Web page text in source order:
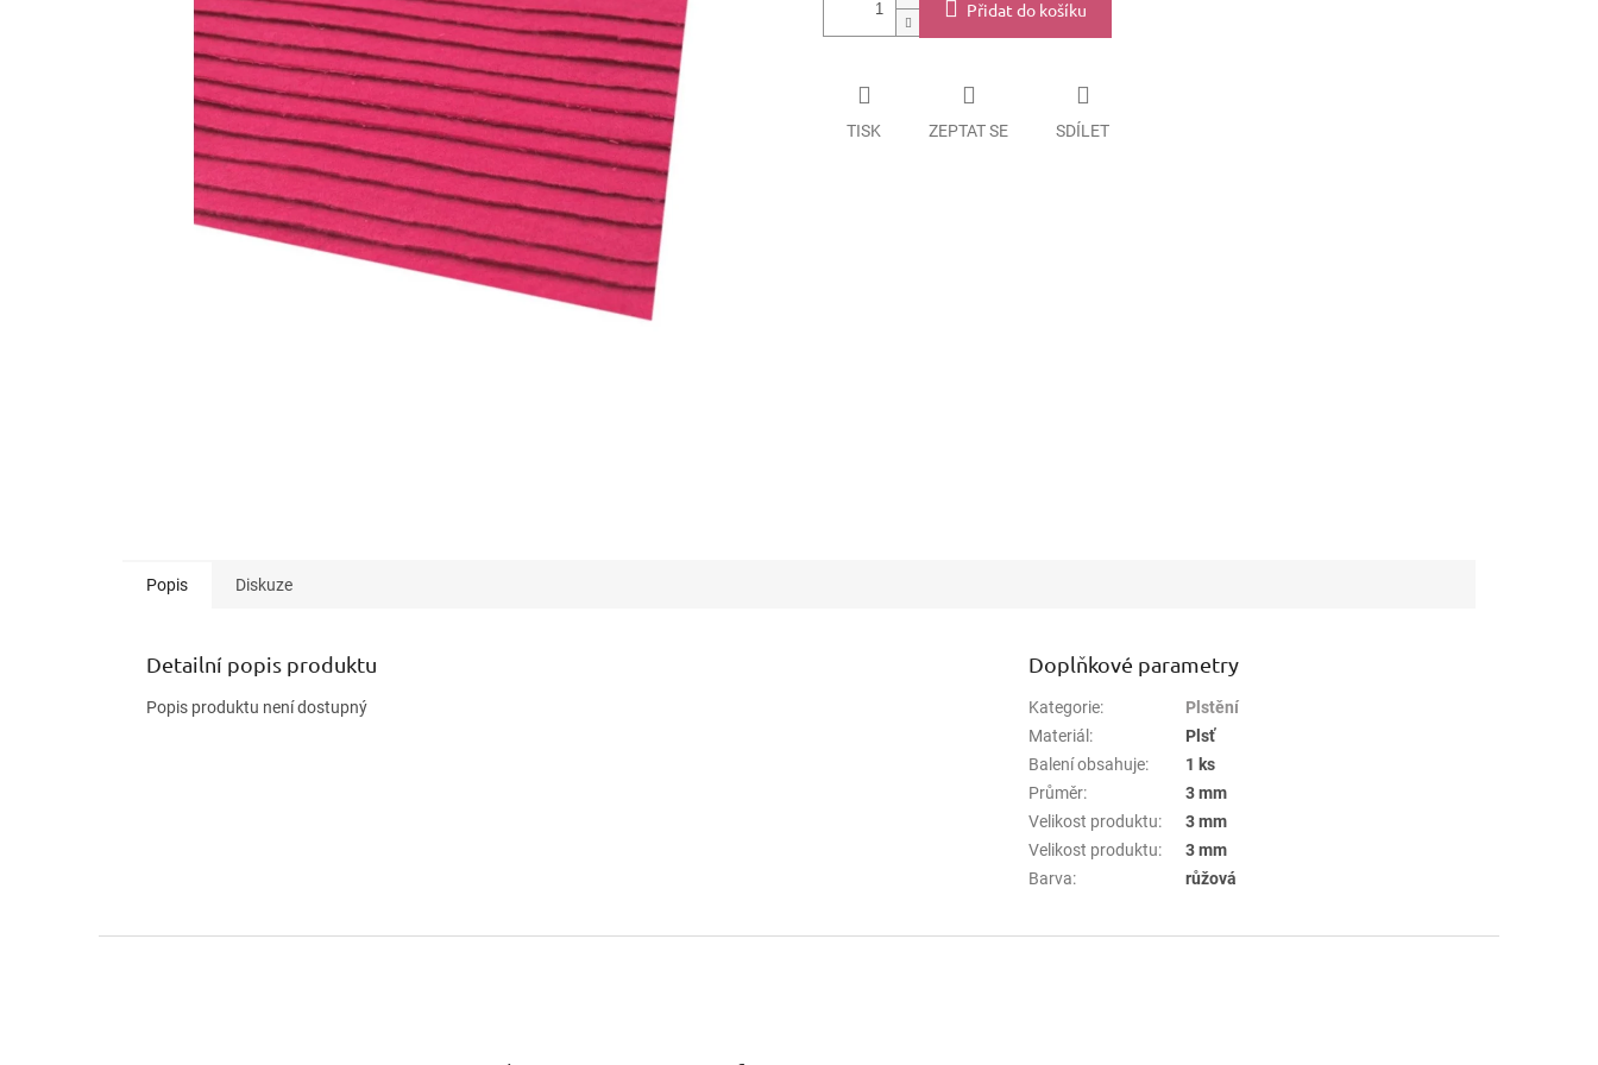
Přidat do košíku
TISK ZEPTAT SE SDÍLET
Popis Diskuze
Detailní popis produktu
Popis produktu není dostupný
Doplňkové parametry
Kategorie:
Plstění
Materiál :
Plsť
Balení obsahuje:
1 ks
Průměr:
3 mm
Velikost produktu:
3 mm
Velikost produktu:
3 mm
Barva: růžová